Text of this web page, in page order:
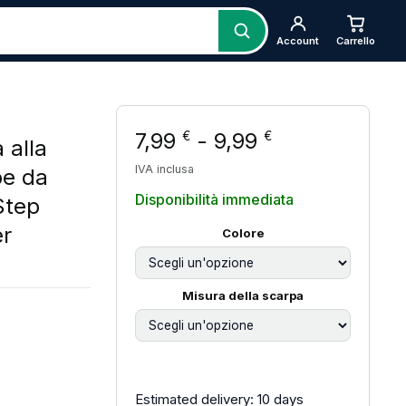
Account Carrello
alla
da
da 7,99 € a 9,99 €
7,99 € - 9,99 €Fascia di
IVA inclusa
Disponibilità immediata
Colore
Misura della scarpa
Estimated delivery: 10 days